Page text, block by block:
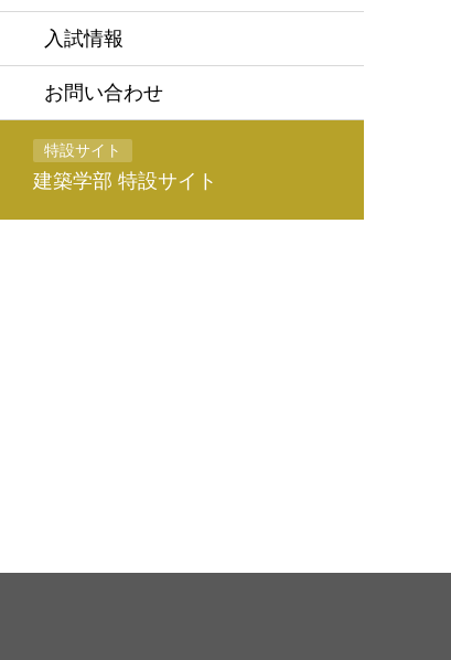
入試情報
お問い合わせ
特設サイト
建築学部 特設サイト